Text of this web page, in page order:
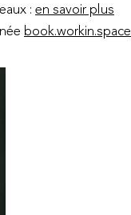
: en savoir plus
book.workin.space